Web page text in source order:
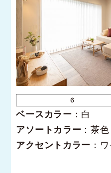
6
ベースカラー ：白
アソートカラー ：茶色
アクセントカラー ：